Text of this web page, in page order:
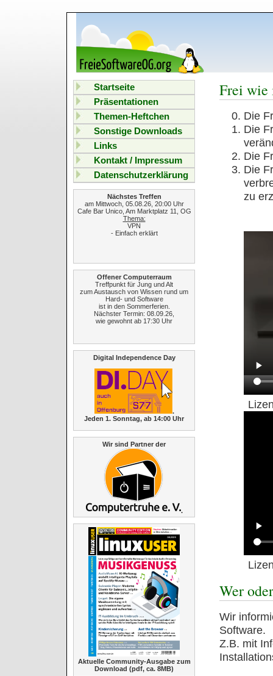
Frei wie
Die
Die
Die
Die
zu
Wer
Wir
Software.
Z.B. mit
Startseite
Präsentationen
Themen-Heftchen
Sonstige Downloads
Links
Kontakt / Impressum
Datenschutzerklärung
Nächstes Treffen
am Mittwoch, 05.08.26, 20:00 Uhr
Cafe Bar Unico, Am Marktplatz 11, OG
Thema:
VPN
- Einfach erklärt
Offener Computerraum
Treffpunkt für Jung und Alt
zum Austausch von Wissen rund um
Hard- und Software
ist in den Sommerferien.
Nächster Termin: 08.09.26,
wie gewohnt ab 17:30 Uhr
Digital Independence Day
.
Jeden 1. Sonntag, ab 14:00 Uhr
Wir sind Partner der
.
Aktuelle Community-Ausgabe zum
Download (pdf, ca. 8MB)